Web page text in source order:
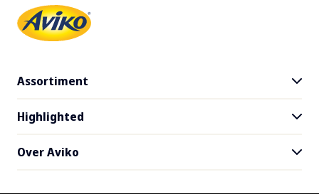
Assortiment
Alle producten
Gratis product testen
Highlighted
Recepten
Over Aviko